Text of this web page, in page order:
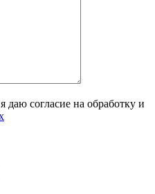
согласие на обработку и